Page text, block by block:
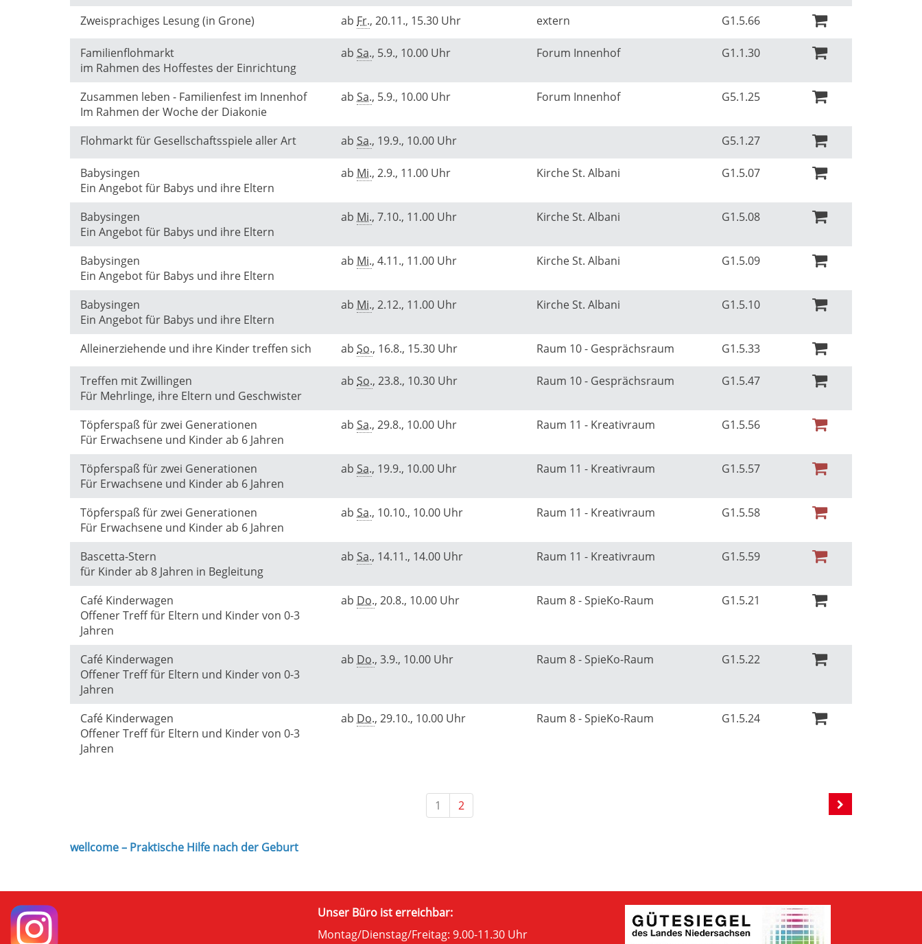
Zweisprachiges Lesung (in Grone) ab Fr., 20.11., 15.30 Uhr extern G1.5.66
Familienflohmarkt
im Rahmen des Hoffestes der Einrichtung
ab Sa., 5.9., 10.00 Uhr Forum Innenhof G1.1.30
Zusammen leben - Familienfest im Innenhof
Im Rahmen der Woche der Diakonie
ab Sa., 5.9., 10.00 Uhr Forum Innenhof G5.1.25
Flohmarkt für Gesellschaftsspiele aller Art ab Sa., 19.9., 10.00 Uhr G5.1.27
Babysingen
Ein Angebot für Babys und ihre Eltern
ab Mi., 2.9., 11.00 Uhr Kirche St. Albani G1.5.07
Babysingen
Ein Angebot für Babys und ihre Eltern
ab Mi., 7.10., 11.00 Uhr Kirche St. Albani G1.5.08
Babysingen
Ein Angebot für Babys und ihre Eltern
ab Mi., 4.11., 11.00 Uhr Kirche St. Albani G1.5.09
Babysingen
Ein Angebot für Babys und ihre Eltern
ab Mi., 2.12., 11.00 Uhr Kirche St. Albani G1.5.10
Alleinerziehende und ihre Kinder treffen sich ab So., 16.8., 15.30 Uhr Raum 10 - Gesprächsraum G1.5.33
Treffen mit Zwillingen
Für Mehrlinge, ihre Eltern und Geschwister
ab So., 23.8., 10.30 Uhr Raum 10 - Gesprächsraum G1.5.47
Töpferspaß für zwei Generationen
Für Erwachsene und Kinder ab 6 Jahren
ab Sa., 29.8., 10.00 Uhr Raum 11 - Kreativraum G1.5.56
Töpferspaß für zwei Generationen
Für Erwachsene und Kinder ab 6 Jahren
ab Sa., 19.9., 10.00 Uhr Raum 11 - Kreativraum G1.5.57
Töpferspaß für zwei Generationen
Für Erwachsene und Kinder ab 6 Jahren
ab Sa., 10.10., 10.00 Uhr Raum 11 - Kreativraum G1.5.58
Bascetta-Stern
für Kinder ab 8 Jahren in Begleitung
ab Sa., 14.11., 14.00 Uhr Raum 11 - Kreativraum G1.5.59
Café Kinderwagen
Offener Treff für Eltern und Kinder von 0-3
Jahren
ab Do., 20.8., 10.00 Uhr Raum 8 - SpieKo-Raum G1.5.21
Café Kinderwagen
Offener Treff für Eltern und Kinder von 0-3
Jahren
ab Do., 3.9., 10.00 Uhr Raum 8 - SpieKo-Raum G1.5.22
Café Kinderwagen
Offener Treff für Eltern und Kinder von 0-3
Jahren
ab Do., 29.10., 10.00 Uhr Raum 8 - SpieKo-Raum G1.5.24
1 2
wellcome – Praktische Hilfe nach der Geburt
Unser Büro ist erreichbar:
Montag/Dienstag/Freitag: 9.00-11.30 Uhr